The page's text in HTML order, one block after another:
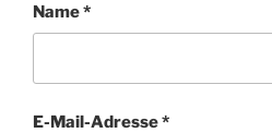
Name*
E-Mail-Adresse*